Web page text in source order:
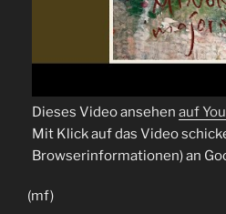
Dieses Video ansehen auf
Mit Klick auf das Video
Browserinformationen) an
(mf)